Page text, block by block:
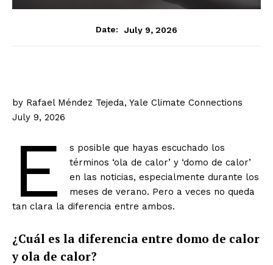
Date: July 9, 2026
by Rafael Méndez Tejeda, Yale Climate Connections
July 9, 2026
E
s posible que hayas escuchado los
términos ‘ola de calor’ y ‘domo de calor’
en las noticias, especialmente durante los
meses de verano. Pero a veces no queda
tan clara la diferencia entre ambos.
¿Cuál es la diferencia entre domo de calor
y ola de calor?